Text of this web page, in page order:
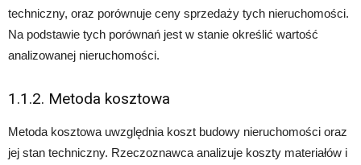
techniczny, oraz porównuje ceny sprzedaży tych nieruchomości.
Na podstawie tych porównań jest w stanie określić wartość
analizowanej nieruchomości.
1.1.2. Metoda kosztowa
Metoda kosztowa uwzględnia koszt budowy nieruchomości oraz
jej stan techniczny. Rzeczoznawca analizuje koszty materiałów i